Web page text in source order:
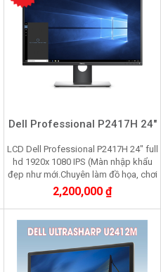
Dell Professional P2417H 24"
LCD Dell Professional P2417H 24" full
hd 1920x 1080 IPS (Màn nhập khẩu
đẹp như mới.Chuyên làm đồ họa, chơi
game, nhìn lâu không mỏi mắt
2,200,000 ₫